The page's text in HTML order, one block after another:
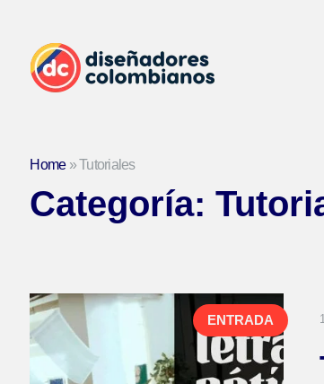
Home»Tutoriales
Categoría:
ENTRADA